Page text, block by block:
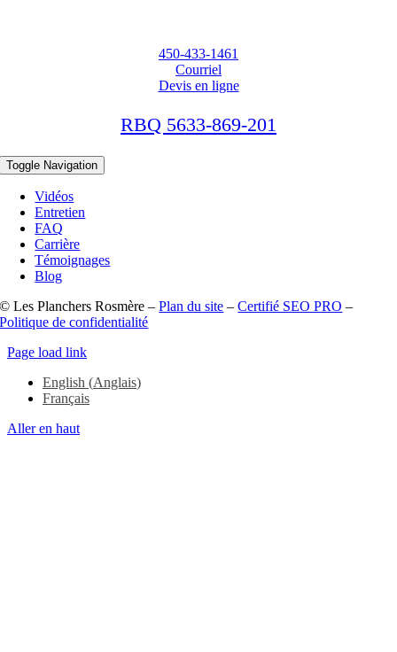
450-433-1461
Courriel
Devis en ligne
RBQ 5633-869-201
Toggle Navigation
Vidéos
Entretien
FAQ
Carrière
Témoignages
Blog
© Les Planchers Rosmère –Plan du site –Certifié SEO PRO –
Politique de confidentialité
Page load link
English (Anglais)
Français
Aller en haut